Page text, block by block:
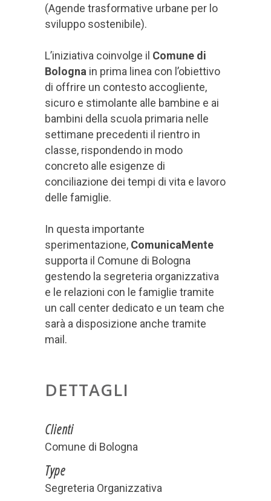
(Agende trasformative urbane per lo
sviluppo sostenibile).
L’iniziativa coinvolge il Comune di
Bologna in prima linea con l’obiettivo
di offrire un contesto accogliente,
sicuro e stimolante alle bambine e ai
bambini della scuola primaria nelle
settimane precedenti il rientro in
classe, rispondendo in modo
concreto alle esigenze di
conciliazione dei tempi di vita e lavoro
delle famiglie.
In questa importante
sperimentazione, ComunicaMente
supporta il Comune di Bologna
gestendo la segreteria organizzativa
e le relazioni con le famiglie tramite
un call center dedicato e un team che
sarà a disposizione anche tramite
mail.
DETTAGLI
Clienti
Comune di Bologna
Type
Segreteria Organizzativa